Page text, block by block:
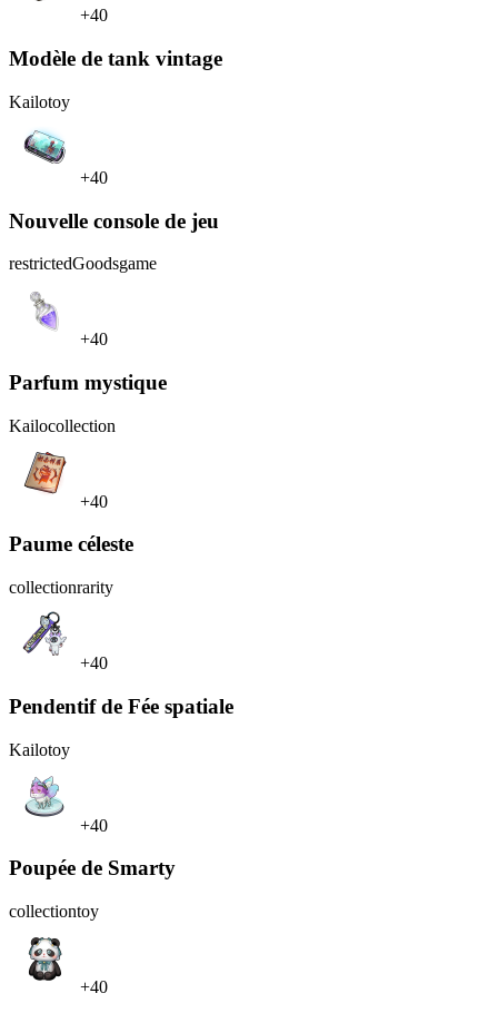
+40
Modèle de tank vintage
Kailotoy
+40
Nouvelle console de jeu
restrictedGoodsgame
+40
Parfum mystique
Kailocollection
+40
Paume céleste
collectionrarity
+40
Pendentif de Fée spatiale
Kailotoy
+40
Poupée de Smarty
collectiontoy
+40